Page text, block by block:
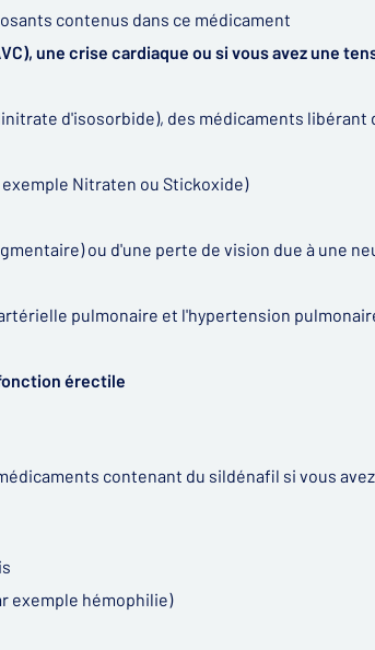
contenus dans ce médicament
une crise cardiaque ou si vous avez une
d'isosorbide), des médicaments libérant
Nitraten ou Stickoxide)
ou d'une perte de vision due à une
pulmonaire et l'hypertension
érectile
contenant du sildénafil si vous
exemple hémophilie)